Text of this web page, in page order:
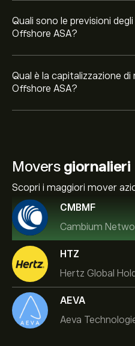
Quali sono le previsioni
Offshore ASA?
Qual è la capitalizzazione
Offshore ASA?
Movers giornalieri
Scopri i maggiori mover
CMBMF
Cambium
HTZ
Hertz Global
AEVA
Aeva